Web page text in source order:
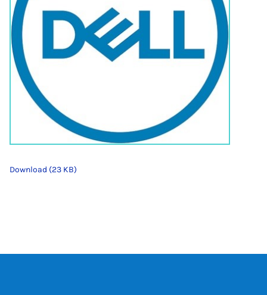
Download (23 KB)